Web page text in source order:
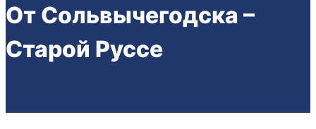
От Сольвычегодска –
Старой Руссе